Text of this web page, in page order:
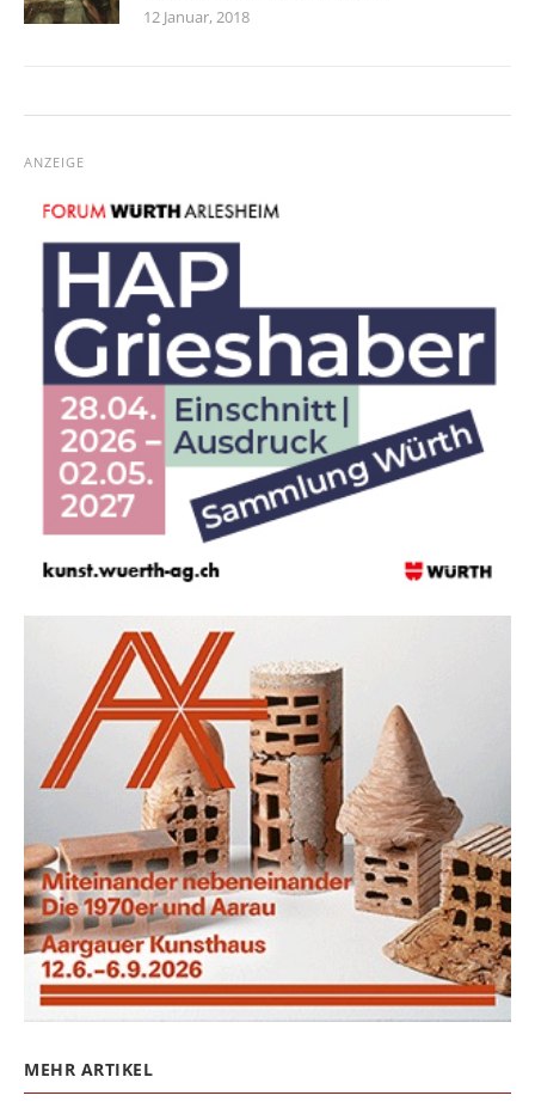
12 Januar, 2018
ANZEIGE
MEHR ARTIKEL